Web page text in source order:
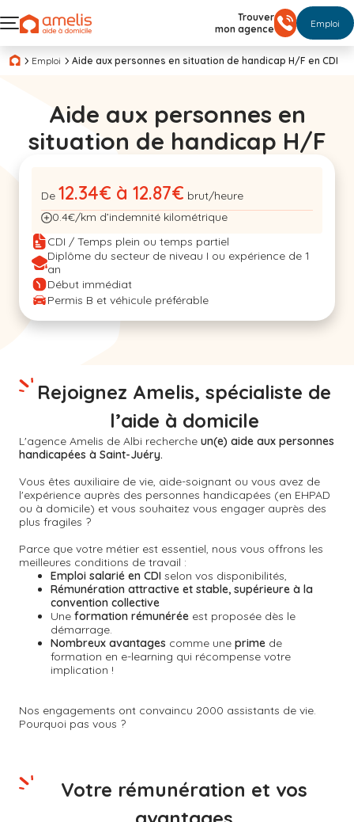
Trouver
mon agence
Emploi
Emploi Aide aux personnes en situation de handicap H/F en CDI
Aide aux personnes en
situation de handicap H/F
De 12.34€ à 12.87€ brut/heure
0.4€/km d’indemnité kilométrique
CDI / Temps plein ou temps partiel
Diplôme du secteur de niveau I ou expérience de 1
an
Début immédiat
Permis B et véhicule préférable
L'agence Amelis de Albi recherche un(e) aide aux personnes
handicapées à Saint-Juéry.
Vous êtes auxiliaire de vie, aide-soignant ou vous avez de
l'expérience auprès des personnes handicapées (en EHPAD
ou à domicile) et vous souhaitez vous engager auprès des
plus fragiles ?
Parce que votre métier est essentiel, nous vous offrons les
meilleures conditions de travail :
Emploi salarié en CDI selon vos disponibilités,
Rémunération attractive et stable, supérieure à la
convention collective
Une formation rémunérée est proposée dès le
démarrage.
Nombreux avantages comme une prime de
formation en e-learning qui récompense votre
implication !
Nos engagements ont convaincu 2000 assistants de vie.
Pourquoi pas vous ?
Rejoignez Amelis, spécialiste de
l’aide à domicile
Votre rémunération et vos